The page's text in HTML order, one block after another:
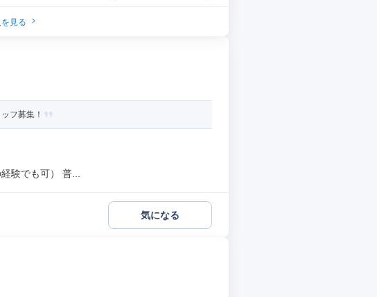
見る
フ募集！
験でも可） 普...
気になる